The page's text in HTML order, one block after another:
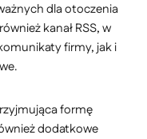
dla otoczenia
kanał RSS, w
firmy, jak i
formę
dodatkowe